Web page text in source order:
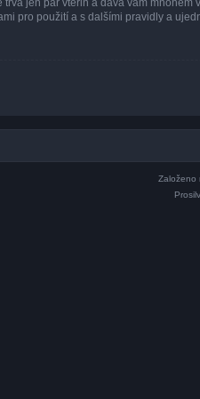
jen pár vteřin a dává vám
pro použití a s dalšími pravidly a
Založeno